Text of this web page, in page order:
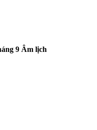
9 Âm lịch